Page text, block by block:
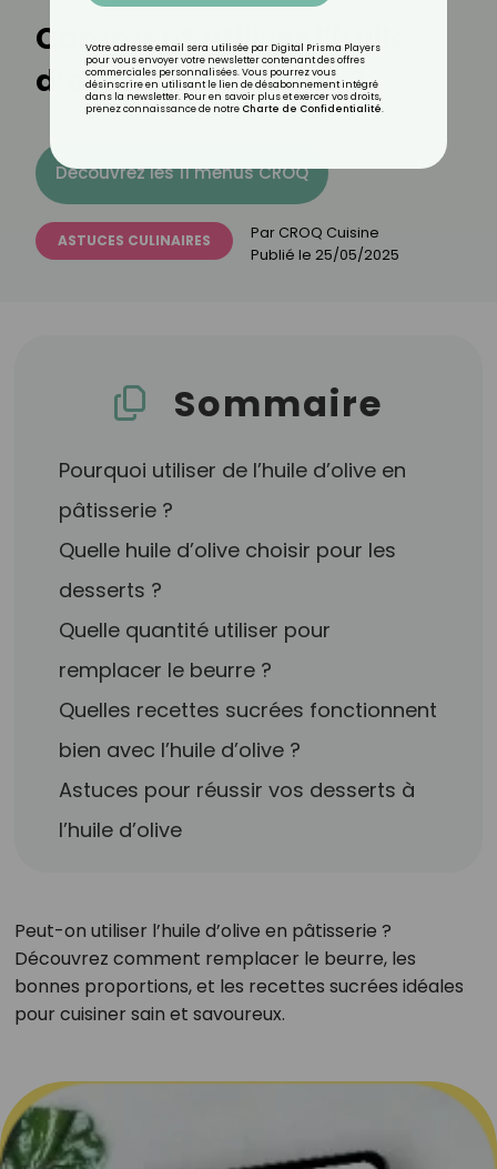
Comment utiliser l’huile
d’olive en pâtisserie ?
Découvrez les 11 menus CROQ
ASTUCES CULINAIRES Par CROQ Cuisine
Publié le 25/05/2025
Sommaire
Pourquoi utiliser de l’huile d’olive en
pâtisserie ?
Quelle huile d’olive choisir pour les
desserts ?
Quelle quantité utiliser pour
remplacer le beurre ?
Quelles recettes sucrées fonctionnent
bien avec l’huile d’olive ?
Astuces pour réussir vos desserts à
l’huile d’olive
Peut-on utiliser l’huile d’olive en pâtisserie ?
Découvrez comment remplacer le beurre, les
bonnes proportions, et les recettes sucrées idéales
pour cuisiner sain et savoureux.
Votre adresse email sera utilisée par Digital Prisma Players
pour vous envoyer votre newsletter contenant des offres
commerciales personnalisées. Vous pourrez vous
désinscrire en utilisant le lien de désabonnement intégré
dans la newsletter. Pour en savoir plus et exercer vos droits,
prenez connaissance de notre Charte de Confidentialité.